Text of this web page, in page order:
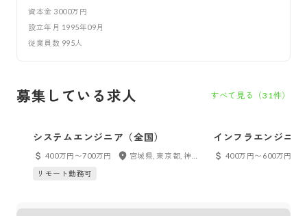
資本金 3000万円
設立年月 1995年09月
従業員数 995人
募集している求人 すべて見る（31件）
システムエンジニア（全国）
400万円〜700万円
リモート勤務可
インフラエンジニ
400万円〜600万円